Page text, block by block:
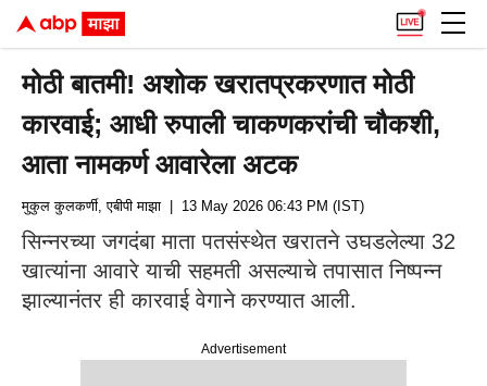
मोठी बातमी! अशोक खरातप्रकरणात मोठी
कारवाई; आधी रुपाली चाकणकरांची चौकशी,
आता नामकर्ण आवारेला अटक
Advertisement
मुकुल कुलकर्णी, एबीपी माझा | 13 May 2026 06:43 PM (IST)
सिन्नरच्या जगदंबा माता पतसंस्थेत खरातने उघडलेल्या 32
खात्यांना आवारे याची सहमती असल्याचे तपासात निष्पन्न
झाल्यानंतर ही कारवाई वेगाने करण्यात आली.